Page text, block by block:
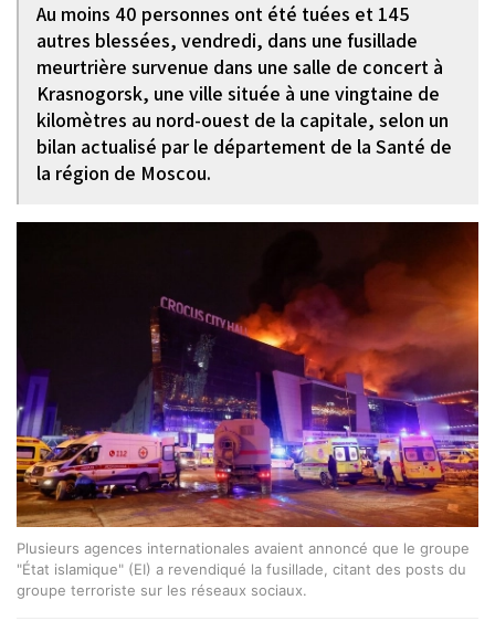
Au moins 40 personnes ont été tuées et 145
autres blessées, vendredi, dans une fusillade
meurtrière survenue dans une salle de concert à
Krasnogorsk, une ville située à une vingtaine de
kilomètres au nord-ouest de la capitale, selon un
bilan actualisé par le département de la Santé de
la région de Moscou.
Plusieurs agences internationales avaient annoncé que le groupe
"État islamique" (EI) a revendiqué la fusillade, citant des posts du
groupe terroriste sur les réseaux sociaux.